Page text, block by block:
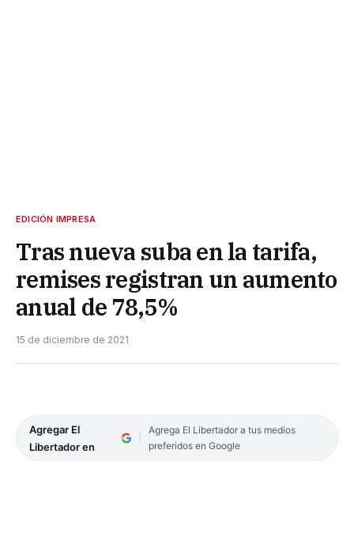
EDICIÓN IMPRESA
Tras nueva suba en la tarifa,
remises registran un aumento
anual de 78,5%
15 de diciembre de 2021
Agregar El
Libertador en
Agrega El Libertador a tus medios
preferidos en Google